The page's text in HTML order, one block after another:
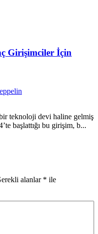
Girişimciler İçin
teknoloji devi haline gelmiş
başlattığı bu girişim, b...
alanlar * ile